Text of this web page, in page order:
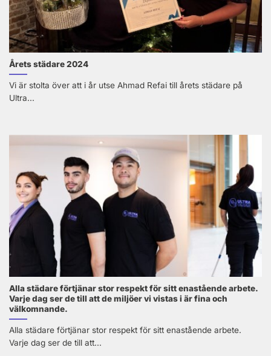
Årets städare 2024
Vi är stolta över att i år utse Ahmad Refai till årets städare på
Ultra...
Alla städare förtjänar stor respekt för sitt enastående arbete.
Varje dag ser de till att de miljöer vi vistas i är fina och
välkomnande.
Alla städare förtjänar stor respekt för sitt enastående arbete.
Varje dag ser de till att...